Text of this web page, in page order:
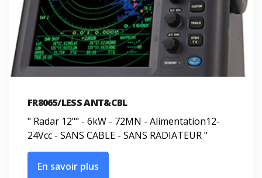
FR8065/LESS ANT&CBL
" Radar 12"" - 6kW - 72MN - Alimentation12-
24Vcc - SANS CABLE - SANS RADIATEUR "
En savoir plus